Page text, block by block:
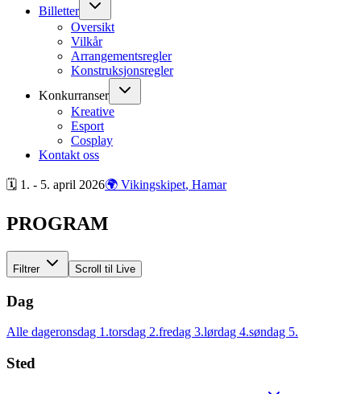
Billetter
Oversikt
Vilkår
Arrangementsregler
Konstruksjonsregler
Konkurranser
Kreative
Esport
Cosplay
Kontakt oss
🗓 1. - 5. april 2026🌍 Vikingskipet, Hamar
PROGRAM
Filtrer Scroll til Live
Dag
Alle dageronsdag 1.torsdag 2.fredag 3.lørdag 4.søndag 5.
Sted